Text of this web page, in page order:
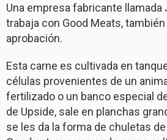
Una empresa fabricante llamada
trabaja con Good Meats,
aprobación.
Esta carne es cultivada en
células provenientes de un
fertilizado o un banco especial
de Upside, sale en planchas
se les da la forma de chuletas